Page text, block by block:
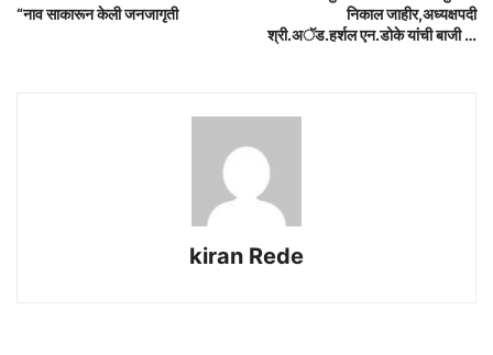
“नाव साकारून केली जनजागृती
निकाल जाहीर,अध्यक्षपदी
श्री.अॅड.हर्शल एन.डोके यांची बाजी …
kiran Rede